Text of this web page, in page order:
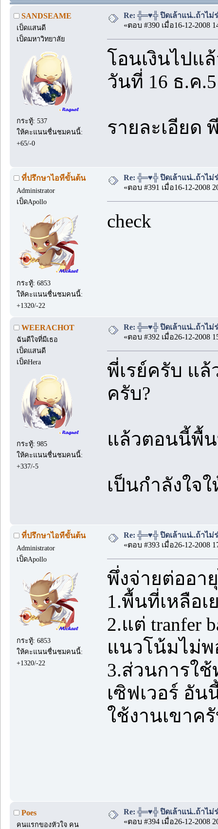
SANDSEAME
เป็ดแสนดี
เป็ดมหาวิทยาลัย
กระทู้: 537
ให้คะแนนชื่นชมคนนี้:
+65/-0
Re: ╬═♥╬ ปิดเล้าแน่..ถ้าไ
«ตอบ #390 เมื่อ16-12-2008
โอนเงินไปแ
วันที่ 16 ธ.ค
รายละเอียด
ที่ปรึกษาไอทีขั้นต้น
Administrator
เป็ดApollo
กระทู้: 6853
ให้คะแนนชื่นชมคนนี้:
+1320/-22
Re: ╬═♥╬ ปิดเล้าแน่..ถ้าไ
«ตอบ #391 เมื่อ16-12-2008
check
WEERACHOT
ฉันดีใจที่มีเธอ
เป็ดแสนดี
เป็ดHera
กระทู้: 985
ให้คะแนนชื่นชมคนนี้:
+337/-5
Re: ╬═♥╬ ปิดเล้าแน่..ถ้าไ
«ตอบ #392 เมื่อ26-12-2008
พี่เรย์ครับ แล้
ครับ?
แล้วตอนนี้พื้น
เป็นกำลังใจ
ที่ปรึกษาไอทีขั้นต้น
Administrator
เป็ดApollo
กระทู้: 6853
ให้คะแนนชื่นชมคนนี้:
+1320/-22
Re: ╬═♥╬ ปิดเล้าแน่..ถ้าไ
«ตอบ #393 เมื่อ26-12-2008
พึ่งจ่ายต่ออา
1.พื้นที่เหลือ
2.แต่ tranfer
แนวโน้มไม่พ
3.ส่วนการใช้
เซิฟเวอร์ อั
ใช้งานเขาค
Poes
คนแรกของหัวใจ คน
Re: ╬═♥╬ ปิดเล้าแน่..ถ้าไ
«ตอบ #394 เมื่อ26-12-2008